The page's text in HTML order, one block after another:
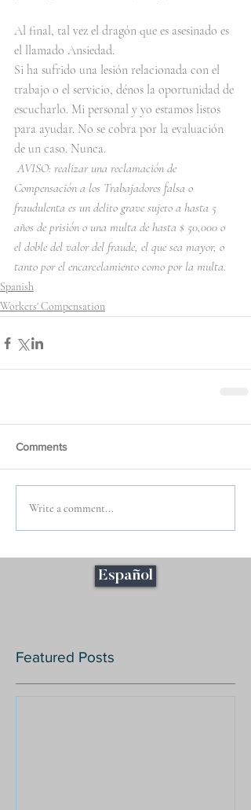
Al final, tal vez el dragón que es asesinado es
el llamado Ansiedad.
Si ha sufrido una lesión relacionada con el
trabajo o el servicio, dénos la oportunidad de
escucharlo. Mi personal y yo estamos listos
para ayudar. No se cobra por la evaluación
de un caso. Nunca.
AVISO: realizar una reclamación de
Compensación a los Trabajadores falsa o
fraudulenta es un delito grave sujeto a hasta 5
años de prisión o una multa de hasta $ 50,000 o
el doble del valor del fraude, el que sea mayor, o
tanto por el encarcelamiento como por la multa.
Spanish
Workers' Compensation
Comments
Write a comment...
Español
Featured Posts